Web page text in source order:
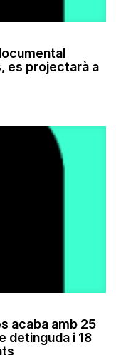
es projectarà a
acaba amb 25
detinguda i 18